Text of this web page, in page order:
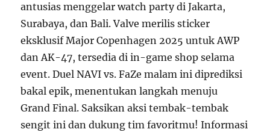
antusias menggelar watch party di Jakarta,
Surabaya, dan Bali. Valve merilis sticker
eksklusif Major Copenhagen 2025 untuk AWP
dan AK-47, tersedia di in-game shop selama
event. Duel NAVI vs. FaZe malam ini diprediksi
bakal epik, menentukan langkah menuju
Grand Final. Saksikan aksi tembak-tembak
sengit ini dan dukung tim favoritmu! Informasi